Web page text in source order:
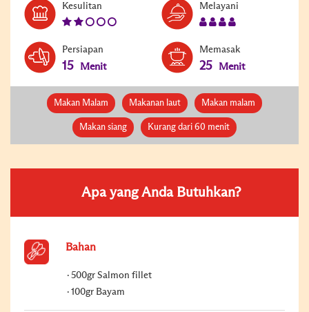
Kesulitan Melayani
Persiapan
15 Menit
Memasak
25 Menit
Makan Malam Makanan laut Makan malam
Makan siang Kurang dari 60 menit
Apa yang Anda Butuhkan?
Bahan
500gr Salmon fillet
100gr Bayam